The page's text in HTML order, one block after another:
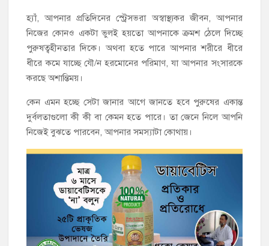
হ্যাঁ, আপনার প্রতিদিনের স্ট্রেসভরা অস্বাস্থ্যকর জীবন, আপনার
নিজের কোনও একটা ভুলই হয়তো আপনাকে ক্রমশ ঠেলে দিচ্ছে
পুরুষত্বহীনতার দিকে। অথবা হতে পারে আপনার শরীরে ধীরে
ধীরে কমে যাচ্ছে যৌ/ন হরমোনের পরিমাণ, যা আপনার সংসারকে
করছে অশান্তিময়।
কেন এমন হচ্ছে সেটা জানার আগে জানতে হবে পুরুষের একান্ত
দুর্বলতাগুলো কী কী বা কেমন হতে পারে। তা জেনে নিলে আপনি
নিজেই বুঝতে পারবেন, আপনার সমস্যাটা কোথায়।